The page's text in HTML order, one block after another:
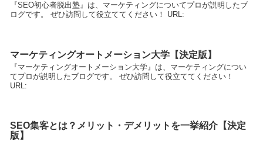
『SEO初心者脱出塾』は、マーケティングについてプロが説明したブ
ログです。 ぜひ訪問して役立ててください！ URL:
マーケティングオートメーション大学【決定版】
『マーケティングオートメーション大学』は、マーケティングについ
てプロが説明したブログです。 ぜひ訪問して役立ててください！
URL:
SEO集客とは？メリット・デメリットを一挙紹介【決定
版】